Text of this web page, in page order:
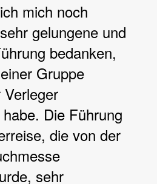
mich noch
gelungene und
bedanken,
Gruppe
Die Führung
die von der
sehr